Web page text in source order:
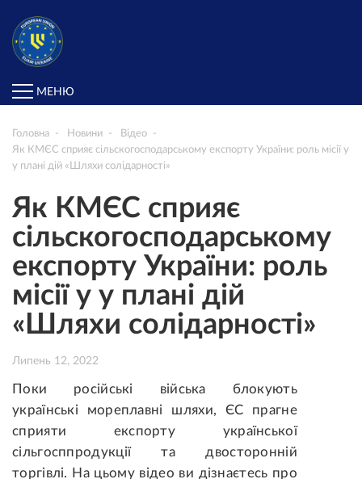
МЕНЮ
Головна Новини
Відео
Як КМЄС сприяє сільскогосподарському експорту України: роль місії у
у плані дій «Шляхи солідарності»
Як КМЄС сприяє
сільскогосподарському
експорту України: роль
місії у у плані дій
«Шляхи солідарності»
Липень 12, 2022
Поки російські війська блокують
українські мореплавні шляхи, ЄС прагне
сприяти експорту української
сільгосппродукції та двосторонній
торгівлі. На цьому відео ви дізнаєтесь про